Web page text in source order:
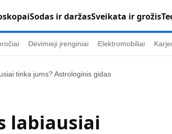
Sodas ir daržasSveikata ir grožis
ir daržas
Dėvimieji įrenginiai Elektromobiliai
tinka jums? Astrologinis gidas
labiausiai